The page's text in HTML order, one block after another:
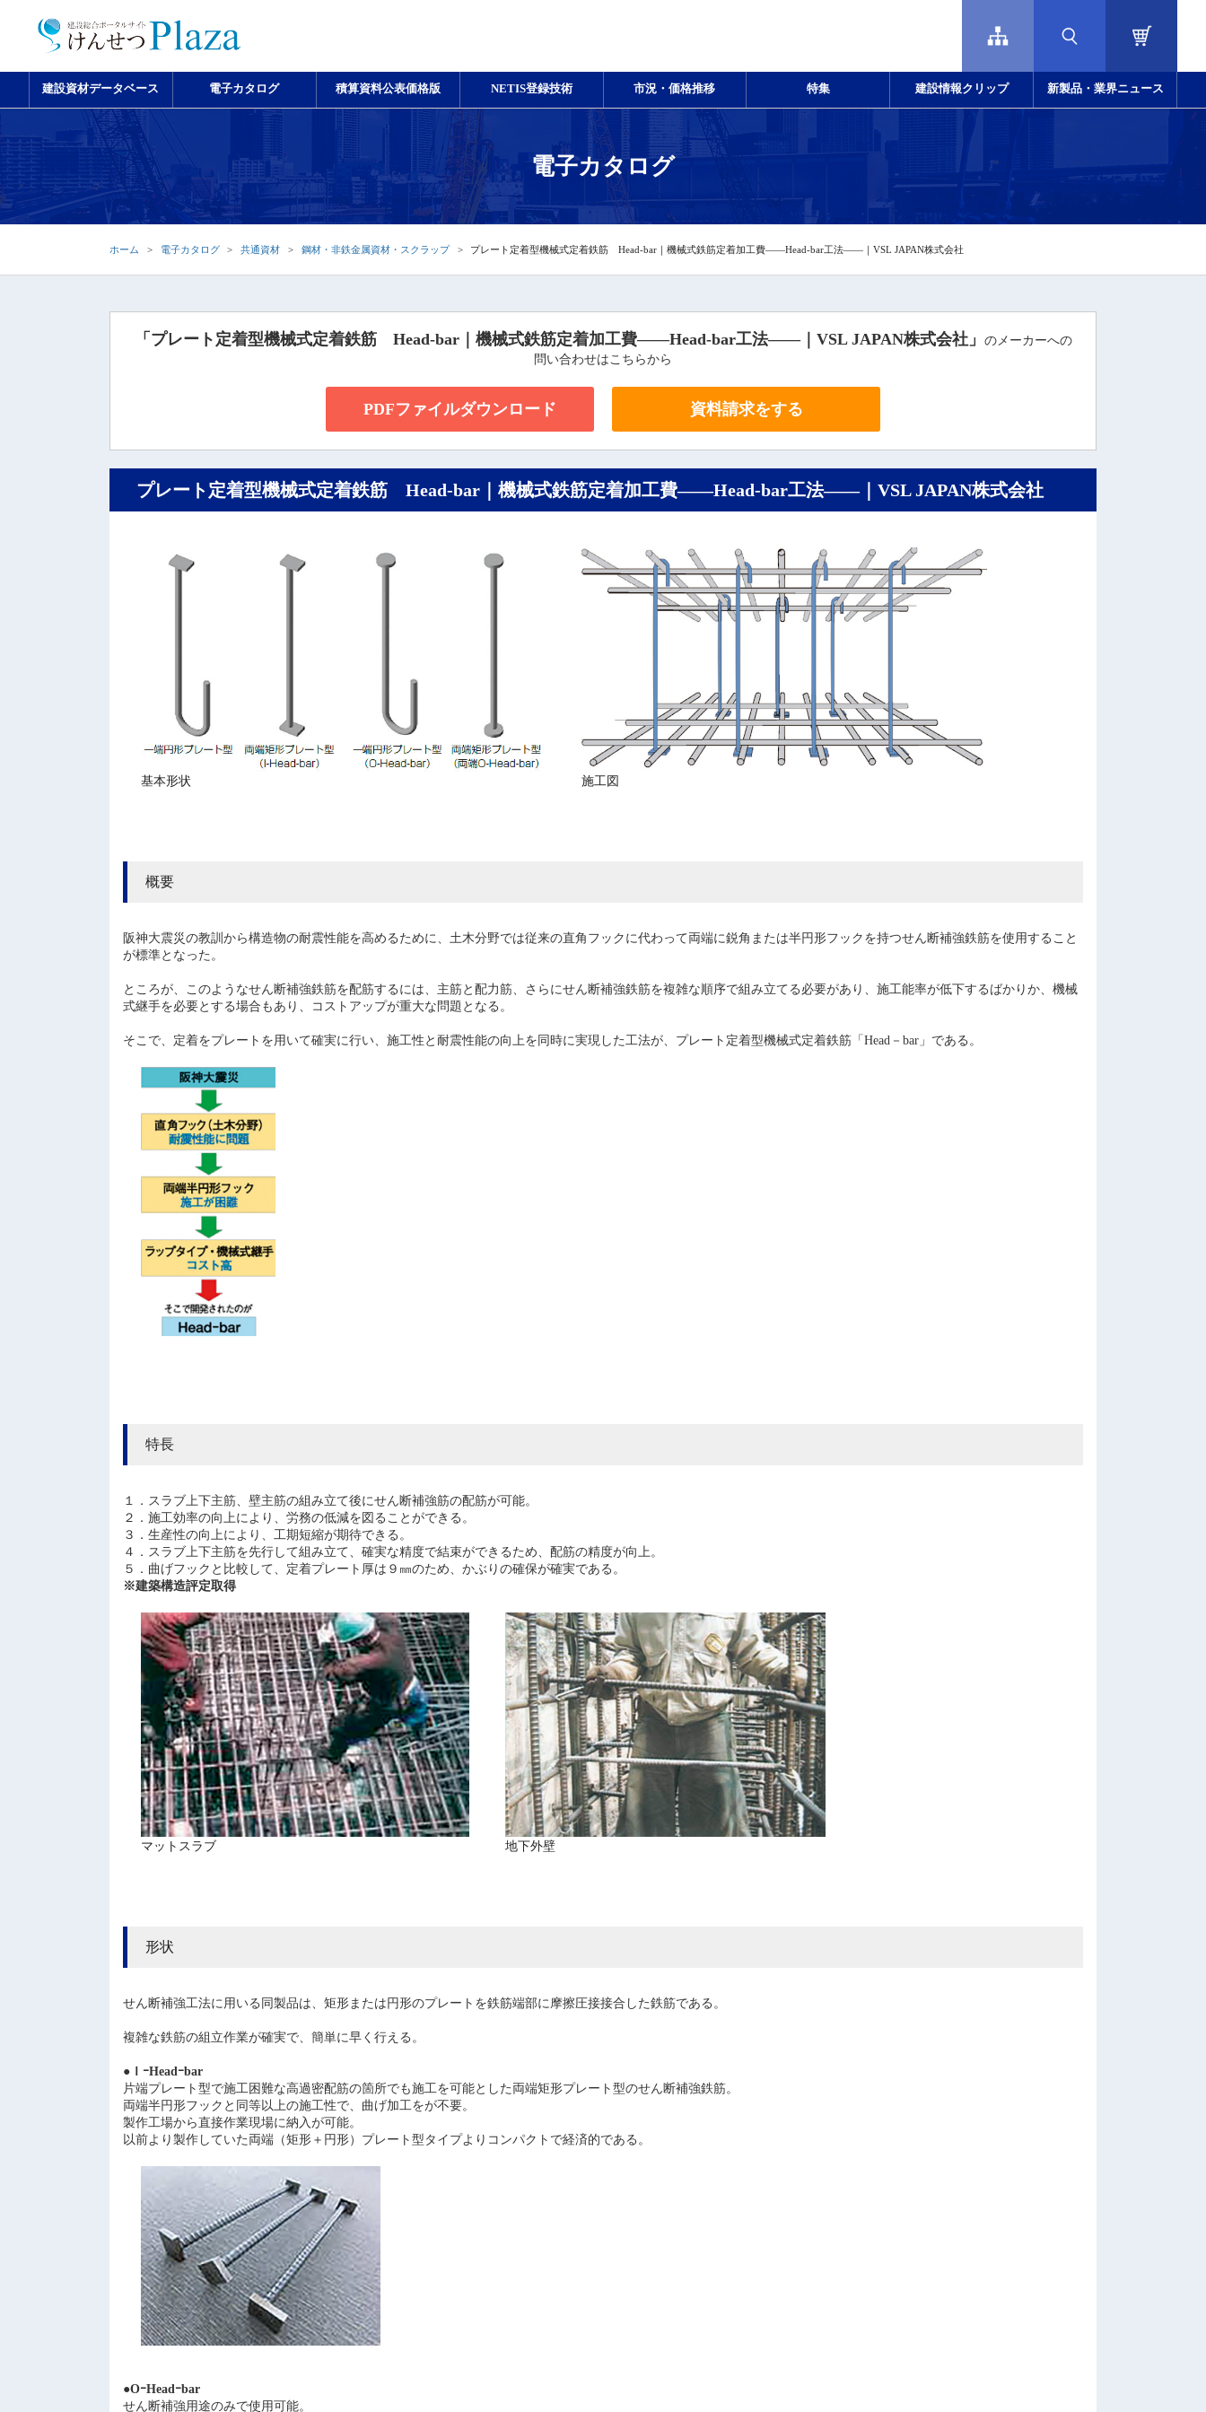
建設資材データベース 電子カタログ 積算資料公表価格版 NETIS登録技術 市況・価格推移 特集 建設情報クリップ 新製品・業界ニュース
電子カタログ
ホーム 電子カタログ 共通資材 鋼材・非鉄金属資材・スクラップ プレート定着型機械式定着鉄筋 Head-bar｜機械式鉄筋定着加工費――Head-bar工法――｜VSL JAPAN株式会社
「プレート定着型機械式定着鉄筋 Head-bar｜機械式鉄筋定着加工費――Head-bar工法――｜VSL JAPAN株式会社」
のメーカーへの
問い合わせはこちらから
PDFファイルダウンロード 資料請求をする
プレート定着型機械式定着鉄筋 Head-bar｜機械式鉄筋定着加工費――Head-bar工法――｜VSL JAPAN株式会社
基本形状 施工図
概要
阪神大震災の教訓から構造物の耐震性能を高めるために、土木分野では従来の直角フックに代わって両端に鋭角または半円形フックを持つせん断補強鉄筋を使用すること
が標準となった。
ところが、このようなせん断補強鉄筋を配筋するには、主筋と配力筋、さらにせん断補強鉄筋を複雑な順序で組み立てる必要があり、施工能率が低下するばかりか、機械
式継手を必要とする場合もあり、コストアップが重大な問題となる。
そこで、定着をプレートを用いて確実に行い、施工性と耐震性能の向上を同時に実現した工法が、プレート定着型機械式定着鉄筋「Head－bar」である。
特長
１．スラブ上下主筋、壁主筋の組み立て後にせん断補強筋の配筋が可能。
２．施工効率の向上により、労務の低減を図ることができる。
３．生産性の向上により、工期短縮が期待できる。
４．スラブ上下主筋を先行して組み立て、確実な精度で結束ができるため、配筋の精度が向上。
５．曲げフックと比較して、定着プレート厚は９㎜のため、かぶりの確保が確実である。
※建築構造評定取得
マットスラブ 地下外壁
形状
せん断補強工法に用いる同製品は、矩形または円形のプレートを鉄筋端部に摩擦圧接接合した鉄筋である。
複雑な鉄筋の組立作業が確実で、簡単に早く行える。
●ＩｰHeadｰbar
片端プレート型で施工困難な高過密配筋の箇所でも施工を可能とした両端矩形プレート型のせん断補強鉄筋。
両端半円形フックと同等以上の施工性で、曲げ加工をが不要。
製作工場から直接作業現場に納入が可能。
以前より製作していた両端（矩形＋円形）プレート型タイプよりコンパクトで経済的である。
●ОｰHeadｰbar
せん断補強用途のみで使用可能。